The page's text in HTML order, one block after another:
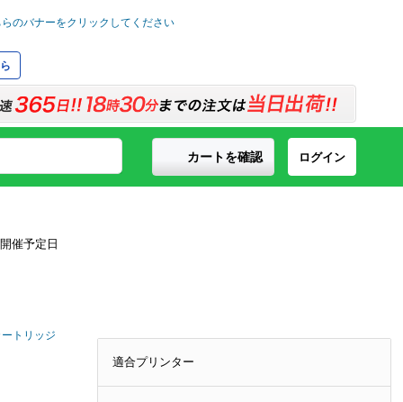
ログイン
カートを確認
トリッジ
適合プリンター